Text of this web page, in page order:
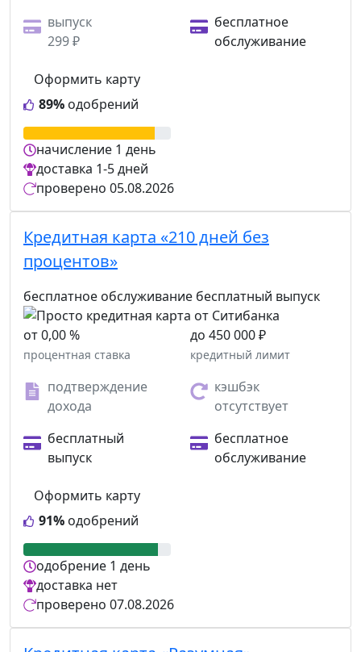
выпуск
299 ₽
бесплатное
обслуживание
89% одобрений
Оформить карту
начисление 1 день
доставка 1-5 дней
проверено 05.08.2026
Кредитная карта «210 дней без
процентов»
бесплатное обслуживание бесплатный выпуск
от 0,00 %
процентная ставка
до 450 000 ₽
кредитный лимит
подтверждение
дохода
кэшбэк
отсутствует
бесплатный
выпуск
бесплатное
обслуживание
91% одобрений
Оформить карту
одобрение 1 день
доставка нет
проверено 07.08.2026